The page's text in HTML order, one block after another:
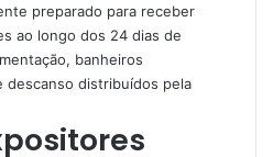
preparado para receber
ao longo dos 24 dias de
banheiros
descanso distribuídos pela